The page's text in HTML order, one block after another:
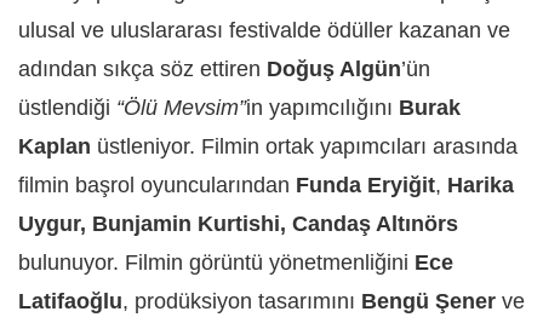
ulusal ve uluslararası festivalde ödüller kazanan ve
adından sıkça söz ettiren Doğuş Algün’ün
üstlendiği “Ölü Mevsim”in yapımcılığını Burak
Kaplan üstleniyor. Filmin ortak yapımcıları arasında
filmin başrol oyuncularından Funda Eryiğit, Harika
Uygur, Bunjamin Kurtishi, Candaş Altınörs
bulunuyor. Filmin görüntü yönetmenliğini Ece
Latifaoğlu, prodüksiyon tasarımını Bengü Şener ve